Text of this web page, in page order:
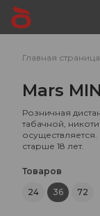
Главная страница
Mars
Розничная
табачной,
старше 18 лет.
Товаров
24
36 72